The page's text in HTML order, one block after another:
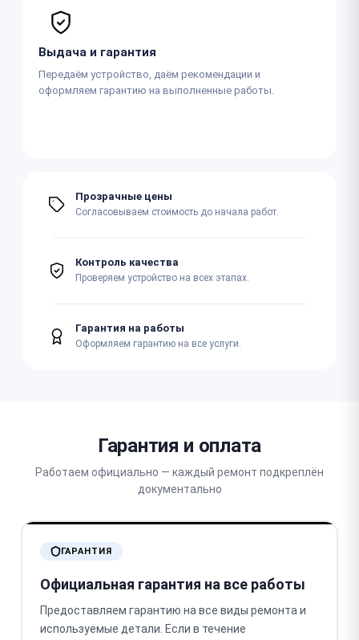
Выдача и гарантия
Передаём устройство, даём рекомендации и
оформляем гарантию на выполненные работы.
Прозрачные цены
Согласовываем стоимость до начала работ.
Контроль качества
Проверяем устройство на всех этапах.
Гарантия на работы
Оформляем гарантию на все услуги.
Гарантия и оплата
Работаем официально — каждый ремонт подкреплён
документально
ГАРАНТИЯ
Официальная гарантия на все работы
Предоставляем гарантию на все виды ремонта и
используемые детали. Если в течение